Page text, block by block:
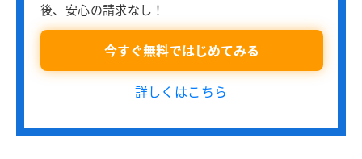
後、安心の請求なし！
今すぐ無料ではじめてみる
詳しくはこちら